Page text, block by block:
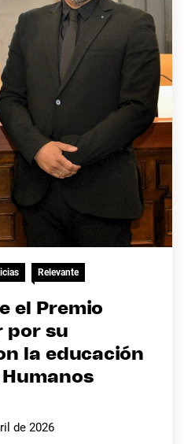
Relevante
el Premio
por su
la educación
de 2026